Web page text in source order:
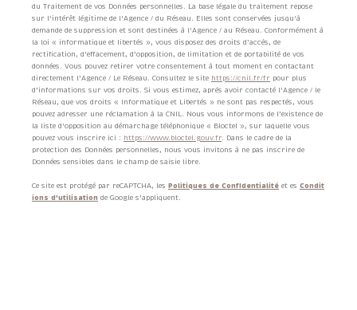
du Traitement de vos Données personnelles. La base légale du traitement repose
sur l'intérêt légitime de l'Agence / du Réseau. Elles sont conservées jusqu'à
demande de suppression et sont destinées à l'Agence / au Réseau. Conformément à
la loi « informatique et libertés », vous disposez des droits d’accès, de
rectification, d’effacement, d’opposition, de limitation et de portabilité de vos
données. Vous pouvez retirer votre consentement à tout moment en contactant
directement l’Agence / Le Réseau. Consultez le site https://cnil.fr/fr pour plus
d’informations sur vos droits. Si vous estimez, après avoir contacté l'Agence / le
Réseau, que vos droits « Informatique et Libertés » ne sont pas respectés, vous
pouvez adresser une réclamation à la CNIL. Nous vous informons de l’existence de
la liste d'opposition au démarchage téléphonique « Bloctel », sur laquelle vous
pouvez vous inscrire ici : https://www.bloctel.gouv.fr. Dans le cadre de la
protection des Données personnelles, nous vous invitons à ne pas inscrire de
Données sensibles dans le champ de saisie libre.
Ce site est protégé par reCAPTCHA, les Politiques de Confidentialité et es Condit
ions d'utilisation de Google s'appliquent.